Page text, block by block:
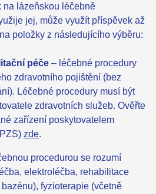
na lázeňskou léčebně
jej, může využít příspěvek až
na položky z následujícího výběru:
péče – léčebné procedury
zdravotního pojištění (bez
Léčebné procedury musí být
zdravotních služeb. Ověřte
zařízení poskytovatelem
zde.
procedurou se rozumí
elektroléčba, rehabilitace
fyzioterapie (včetně